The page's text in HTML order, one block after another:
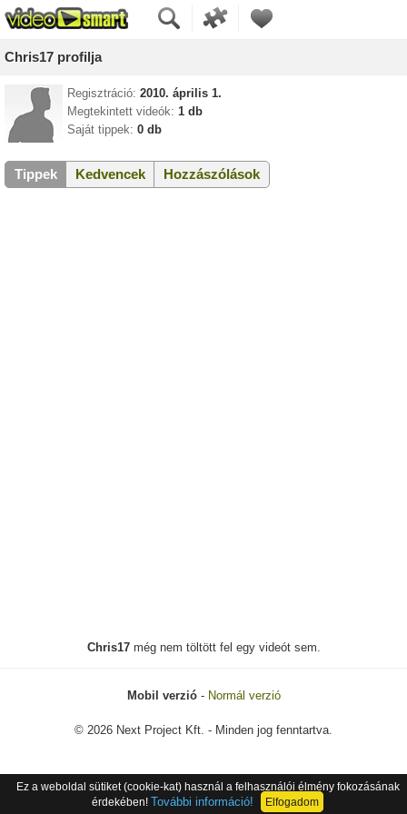
Chris17 profilja
Regisztráció: 2010. április 1.
Megtekintett videók: 1 db
Saját tippek: 0 db
Tippek Kedvencek Hozzászólások
Chris17még nem töltött fel egy videót sem.
Mobil verzió- Normál verzió
© 2026 Next Project Kft. - Minden jog fenntartva.
Ez a weboldal sütiket (cookie-kat) használ a felhasználói élmény fokozásának
érdekében! További információ! Elfogadom